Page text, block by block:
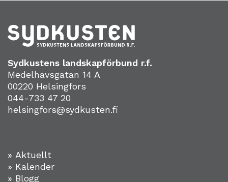
Sydkustens landskapförbund r.f.
Medelhavsgatan 14 A
00220 Helsingfors
044-733 47 20
helsingfors@sydkusten.fi
» Aktuellt
» Kalender
» Blogg